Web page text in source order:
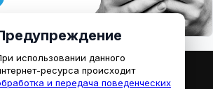
использовании данного
ресурса происходит
и передача поведенческих